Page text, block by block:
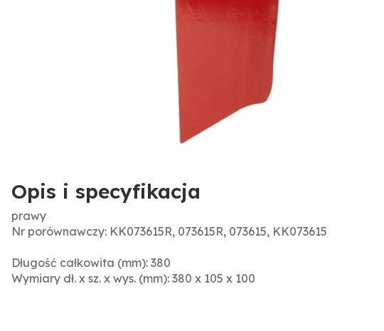
Opis i specyfikacja
prawy
Nr porównawczy: KK073615R, 073615R, 073615, KK073615
Długość całkowita (mm): 380
Wymiary dł. x sz. x wys. (mm): 380 x 105 x 100